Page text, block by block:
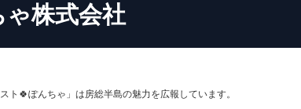
株式会社
ト🍀ぽんちゃ」は房総半島の魅力を広報しています。